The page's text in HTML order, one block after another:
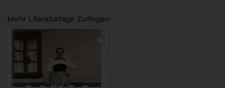
Mehr Literaturtage Zofingen